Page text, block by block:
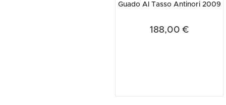
Guado Al Tasso Antinori 2009
188,00 €